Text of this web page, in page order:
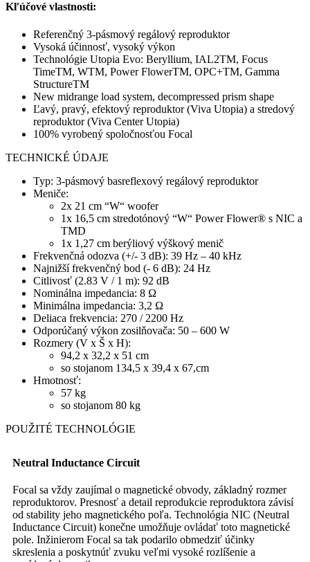
Kľúčové vlastnosti:
Referenčný 3-pásmový regálový reproduktor
Vysoká účinnosť, vysoký výkon
Technológie Utopia Evo: Beryllium, IAL2TM, Focus
TimeTM, WTM, Power FlowerTM, OPC+TM, Gamma
StructureTM
New midrange load system, decompressed prism shape
Ľavý, pravý, efektový reproduktor (Viva Utopia) a stredový
reproduktor (Viva Center Utopia)
100% vyrobený spoločnosťou Focal
TECHNICKÉ ÚDAJE
Typ: 3-pásmový basreflexový regálový reproduktor
Meniče:
2x 21 cm “W“ woofer
1x 16,5 cm stredotónový “W“ Power Flower® s NIC a
TMD
1x 1,27 cm berýliový výškový menič
Frekvenčná odozva (+/- 3 dB): 39 Hz – 40 kHz
Najnižší frekvenčný bod (- 6 dB): 24 Hz
Citlivosť (2.83 V / 1 m): 92 dB
Nominálna impedancia: 8 Ω
Minimálna impedancia: 3,2 Ω
Deliaca frekvencia: 270 / 2200 Hz
Odporúčaný výkon zosilňovača: 50 – 600 W
Rozmery (V x Š x H):
94,2 x 32,2 x 51 cm
so stojanom 134,5 x 39,4 x 67,cm
Hmotnosť:
57 kg
so stojanom 80 kg
POUŽITÉ TECHNOLÓGIE
Neutral Inductance Circuit
Focal sa vždy zaujímal o magnetické obvody, základný rozmer
reproduktorov. Presnosť a detail reprodukcie reproduktora závisí
od stability jeho magnetického poľa. Technológia NIC (Neutral
Inductance Circuit) konečne umožňuje ovládať toto magnetické
pole. Inžinierom Focal sa tak podarilo obmedziť účinky
skreslenia a poskytnúť zvuku veľmi vysoké rozlíšenie a